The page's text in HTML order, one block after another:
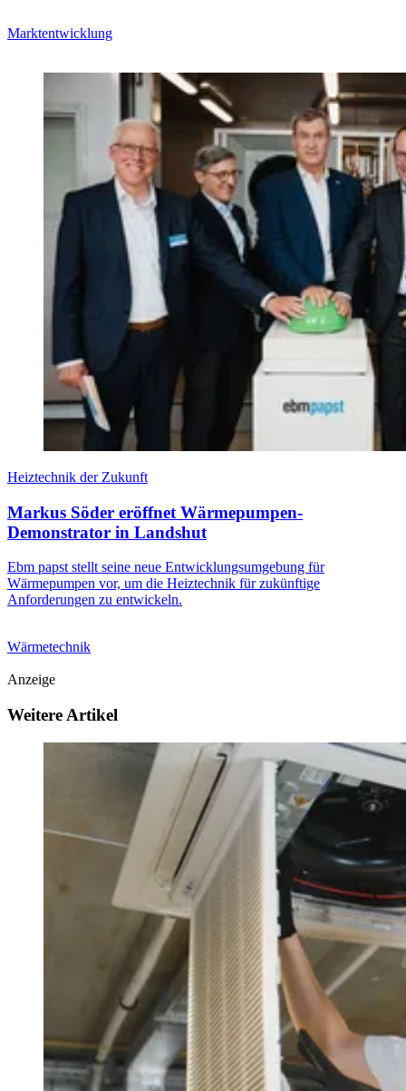
Marktentwicklung
Heiztechnik der Zukunft
Markus Söder eröffnet Wärmepumpen-
Demonstrator in Landshut
Ebm papst stellt seine neue Entwicklungsumgebung für
Wärmepumpen vor, um die Heiztechnik für zukünftige
Anforderungen zu entwickeln.
Wärmetechnik
Anzeige
Weitere Artikel